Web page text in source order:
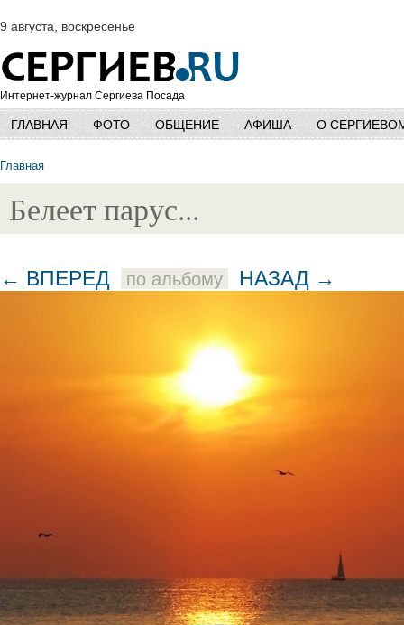
9 августа, воскресенье
Интернет-журнал Сергиева Посада
ГЛАВНАЯ ФОТО ОБЩЕНИЕ АФИША О
Главная
Белеет парус...
← ВПЕРЕД по альбому НАЗАД →